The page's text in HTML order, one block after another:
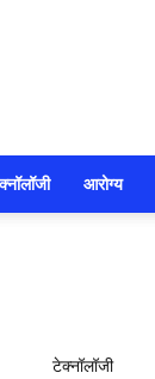
आरोग्य
टेक्नॉलॉजी